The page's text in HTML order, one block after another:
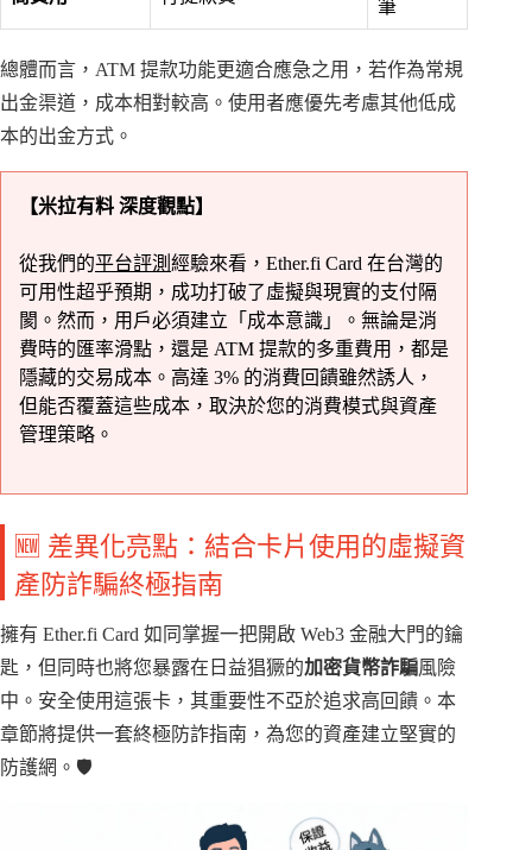
筆
總體而言，ATM 提款功能更適合應急之用，若作為常規
出金渠道，成本相對較高。使用者應優先考慮其他低成
本的出金方式。
【米拉有料 深度觀點】
從我們的平台評測 經驗來看，Ether.fi Card 在台灣的
可用性超乎預期，成功打破了虛擬與現實的支付隔
閡。然而，用戶必須建立「成本意識」。無論是消
費時的匯率滑點，還是 ATM 提款的多重費用，都是
隱藏的交易成本。高達 3% 的消費回饋雖然誘人，
但能否覆蓋這些成本，取決於您的消費模式與資產
管理策略。
🆕 差異化亮點：結合卡片使用的虛擬資
產防詐騙終極指南
擁有 Ether.fi Card 如同掌握一把開啟 Web3 金融大門的鑰
匙，但同時也將您暴露在日益猖獗的加密貨幣詐騙風險
中。安全使用這張卡，其重要性不亞於追求高回饋。本
章節將提供一套終極防詐指南，為您的資產建立堅實的
防護網。🛡️